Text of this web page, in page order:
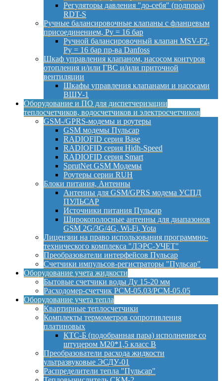
Регуляторы давления "до-себя" (подпора)
RDT-S
Ручные балансировочные клапаны с фланцевым
присоединением, Py = 16 бар
Ручной балансировочный клапан MSV-F2,
Py = 16 бар пр-ва Danfoss
Шкаф управления клапаном, насосом контуров
отопления и/или ГВС и/или приточной
вентиляции
Шкафы управления клапанами и насосами
ВШУ-1
Оборудование и ПО для диспетчеризации
теплосчетчиков, водосчетчиков и электросчетчиков
GSM-/GPRS-модемы и роутеры
GSM модемы Пульсар
RADIOFID серия Base
RADIOFID серия Hidh-Speed
RADIOFID серия Smart
SprutNet GSM Модемы
Роутеры серии RUH
Блоки питания, Антенны
Антенны для GSM/GPRS модема УСПД
ПУЛЬСАР
Источники питания Пульсар
Широкополосные антенны для диапазонов
GSM 2G/3G/4G, Wi-Fi, Yota
Лицензии на право использования программно-
технического комплекса "ЛЭРС-УЧЕТ"
Преобразователи интерфейсов Пульсар
Счетчики импульсов-регистраторы "Пульсар"
Оборудование учета жидкости
Бытовые счетчики воды Ду 15-20 мм
Расходомер-счетчик РСМ-05.03/РСМ-05.05
Оборудование учета тепла
Квартирные теплосчетчики
Комплекты термометров сопротивления
платиновых
КТС-Б (подобранная пара) исполнение со
штуцером М20*1,5 класс B
Преобразователи расхода жидкости
ультразвуковые ЭСДУ-01
Распределители тепла "Пульсар"